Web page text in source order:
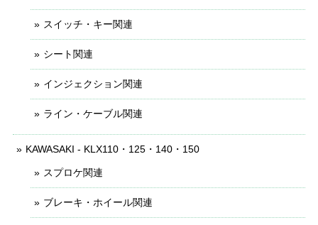
スイッチ・キー関連
シート関連
インジェクション関連
ライン・ケーブル関連
KAWASAKI - KLX110・125・140・150
スプロケ関連
ブレーキ・ホイール関連